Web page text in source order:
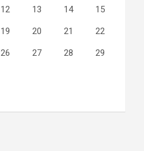
12 13 14 15
19 20 21 22
26 27 28 29